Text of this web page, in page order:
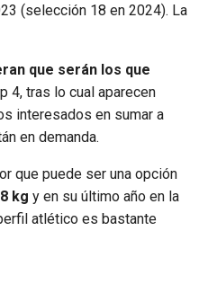
(selección 18 en 2024). La
que serán los que
4, tras lo cual aparecen
interesados en sumar a
en demanda.
que puede ser una opción
kg y en su último año en la
atlético es bastante